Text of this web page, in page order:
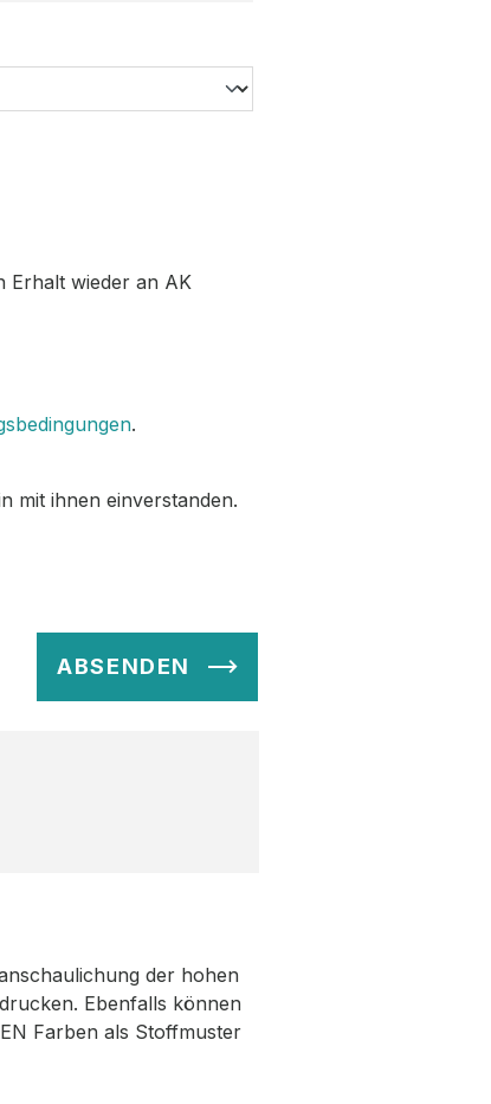
Erhalt wieder an AK
.
mit ihnen einverstanden.
ABSENDEN
der hohen
Ebenfalls können
Farben als Stoffmuster